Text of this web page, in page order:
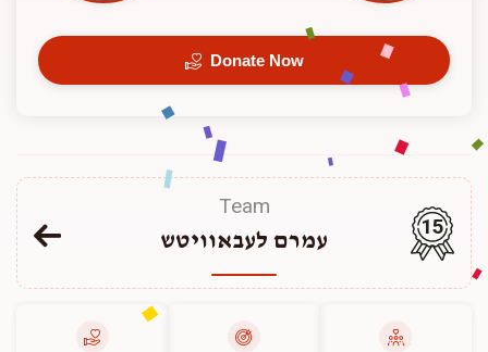
Donate Now
Team
עמרם לעבאוויטש
15